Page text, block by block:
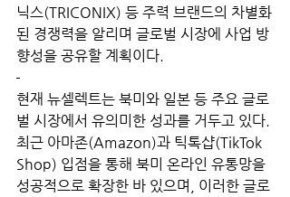
닉스(TRICONIX) 등 주력 브랜드의 차별화
된 경쟁력을 알리며 글로벌 시장에 사업 방
향성을 공유할 계획이다.
현재 뉴셀렉트는 북미와 일본 등 주요 글로
벌 시장에서 유의미한 성과를 거두고 있다.
최근 아마존(Amazon)과 틱톡샵(TikTok
Shop) 입점을 통해 북미 온라인 유통망을
성공적으로 확장한 바 있으며, 이러한 글로